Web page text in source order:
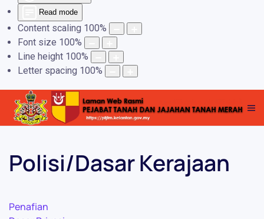
Read mode
Content scaling 100%
Font size 100%
Line height 100%
Letter spacing 100%
Polisi/Dasar Kerajaan
Penafian